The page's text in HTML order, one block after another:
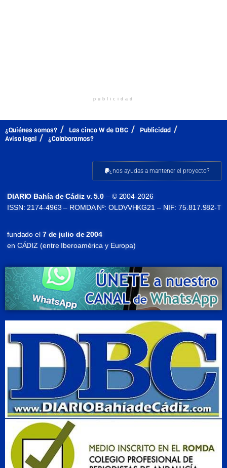
publicidad
¿Quiénes somos? Las cinco W de DBC
Publicidad
Aviso legal
¿Colaboramos?
¿nos ayudas a mantener el proyecto?
DIARIO Bahía de Cádiz v. 5.0 – © 2004-2026
ISSN: 2174-4963 – ROMDA Nº: OLDVVHKG21 – NIF: 75.817.982-T
fundado el7 de julio de 2004
en CÁDIZ (entre Iberoamérica y Europa)